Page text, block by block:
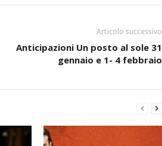
Articolo successivo
Anticipazioni Un posto al sole 31
gennaio e 1- 4 febbraio